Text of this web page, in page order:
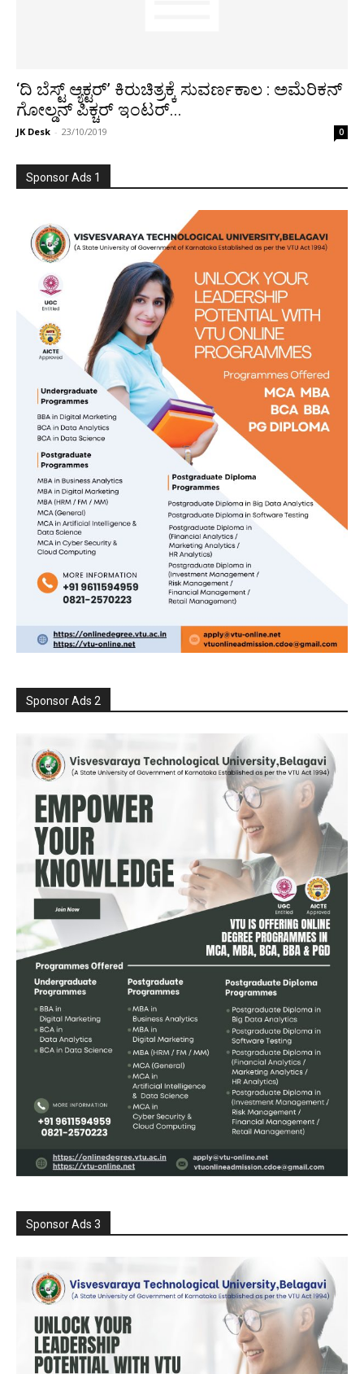
‘ದಿ ಬೆಸ್ಟ್ ಆ್ಯಕ್ಟರ್’ ಕಿರುಚಿತ್ರಕ್ಕೆ ಸುವರ್ಣಕಾಲ : ಅಮೆರಿಕನ್
ಗೋಲ್ಡನ್ ಪಿಕ್ಚರ್ ಇಂಟರ್...
JK Desk - 23/10/2019 0
Sponsor Ads 1
Sponsor Ads 2
Sponsor Ads 3